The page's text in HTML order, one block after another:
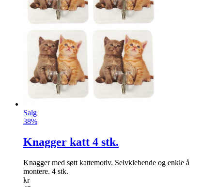
Salg
38%
Knagger katt 4 stk.
Knagger med søtt kattemotiv. Selvkleb­ende og enkle å
montere. 4 stk.
kr